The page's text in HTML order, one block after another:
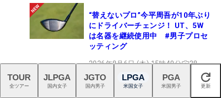
“替えないプロ”今平周吾が10年ぶり
にドライバーチェンジ！ UT、5W
は名器を継続使用中 #男子プロセ
ッティング
2026年8月6日 (木) 15時49分
38
閉じる
TOUR
全ツアー
JLPGA
国内女子
JGTO
国内男子
LPGA
米国女子
PGA
米国男子 更新